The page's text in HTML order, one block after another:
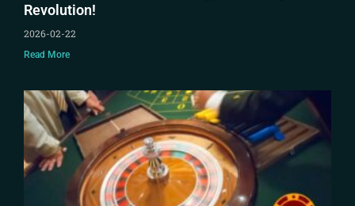
Revolution!
2026-02-22
Read More